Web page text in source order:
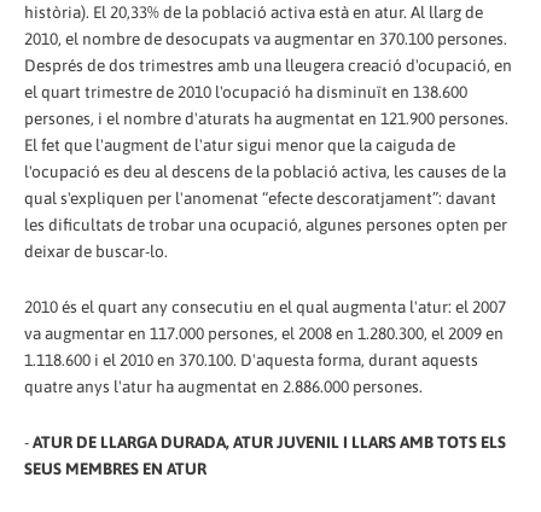
història). El 20,33% de la població activa està en atur. Al llarg de
2010, el nombre de desocupats va augmentar en 370.100 persones.
Després de dos trimestres amb una lleugera creació d'ocupació, en
el quart trimestre de 2010 l'ocupació ha disminuït en 138.600
persones, i el nombre d'aturats ha augmentat en 121.900 persones.
El fet que l'augment de l'atur sigui menor que la caiguda de
l'ocupació es deu al descens de la població activa, les causes de la
qual s'expliquen per l'anomenat “efecte descoratjament”: davant
les dificultats de trobar una ocupació, algunes persones opten per
deixar de buscar-lo.
2010 és el quart any consecutiu en el qual augmenta l'atur: el 2007
va augmentar en 117.000 persones, el 2008 en 1.280.300, el 2009 en
1.118.600 i el 2010 en 370.100. D'aquesta forma, durant aquests
quatre anys l'atur ha augmentat en 2.886.000 persones.
-ATUR DE LLARGA DURADA, ATUR JUVENIL I LLARS AMB TOTS ELS
SEUS MEMBRES EN ATUR